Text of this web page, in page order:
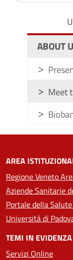
ABOUT
Meet
AREA
Regione Veneto
Aziende Sanitarie
Portale della
Università di
TEMI IN EVIDENZA
Servizi Online